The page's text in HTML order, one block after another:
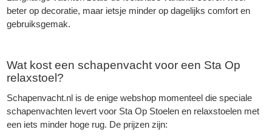
beter op decoratie, maar ietsje minder op dagelijks comfort en
gebruiksgemak.
Wat kost een schapenvacht voor een Sta Op
relaxstoel?
Schapenvacht.nl is de enige webshop momenteel die speciale
schapenvachten levert voor Sta Op Stoelen en relaxstoelen met
een iets minder hoge rug. De prijzen zijn: